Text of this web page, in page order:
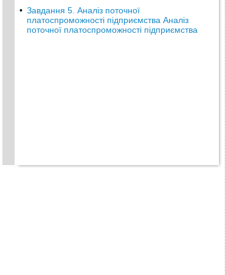
• Завдання 5. Аналіз поточної
платоспроможності підприємства Аналіз
поточної платоспроможності підприємства